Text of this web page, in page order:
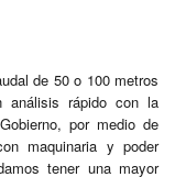
de 50 o 100 metros
análisis rápido con la
por medio de
maquinaria y poder
tener una mayor